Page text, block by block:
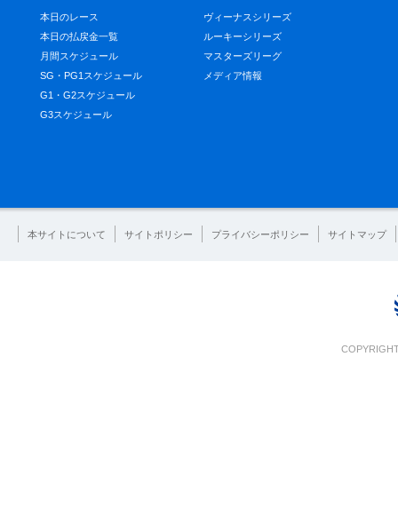
本日のレース
本日の払戻金一覧
月間スケジュール
SG・PG1スケジュール
G1・G2スケジュール
G3スケジュール
ヴィーナスシリーズ
ルーキーシリーズ
マスターズリーグ
メディア情報
本サイトについて サイトポリシー プライバシーポリシー サイトマップ